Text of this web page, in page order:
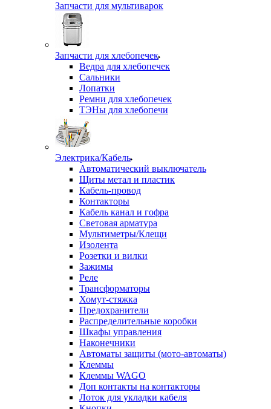
Запчасти для мультиварок
Запчасти для хлебопечек
Ведра для хлебопечек
Сальники
Лопатки
Ремни для хлебопечек
ТЭНы для хлебопечи
Электрика/Кабель
Автоматический выключатель
Щиты метал и пластик
Кабель-провод
Контакторы
Кабель канал и гофра
Световая арматура
Мультиметры/Клещи
Изолента
Розетки и вилки
Зажимы
Реле
Трансформаторы
Хомут-стяжка
Предохранители
Распределительные коробки
Шкафы управления
Наконечники
Автоматы защиты (мото-автоматы)
Клеммы
Клеммы WAGO
Доп контакты на контакторы
Лоток для укладки кабеля